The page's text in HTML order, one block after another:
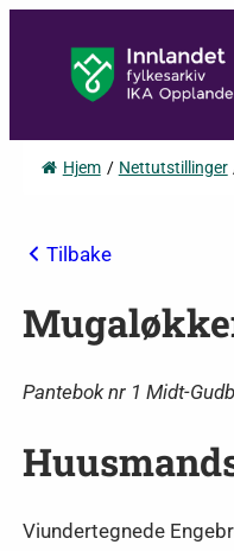
Hjem / Nettutstillinger
Tilbake
Pantebok nr 1 Midt-
Viundertegnede